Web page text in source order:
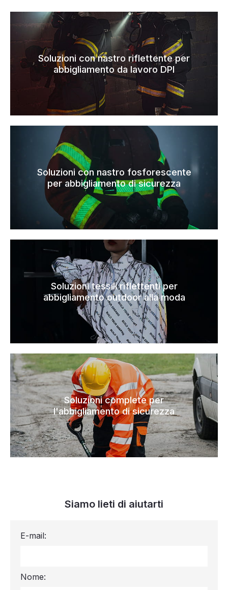
Soluzioni con nastro riflettente per
abbigliamento da lavoro DPI
Soluzioni con nastro fosforescente
per abbigliamento di sicurezza
Soluzioni tessili riflettenti per
abbigliamento outdoor alla moda
Soluzioni complete per
l'abbigliamento di sicurezza
Siamo lieti di aiutarti
E-mail:
Nome: